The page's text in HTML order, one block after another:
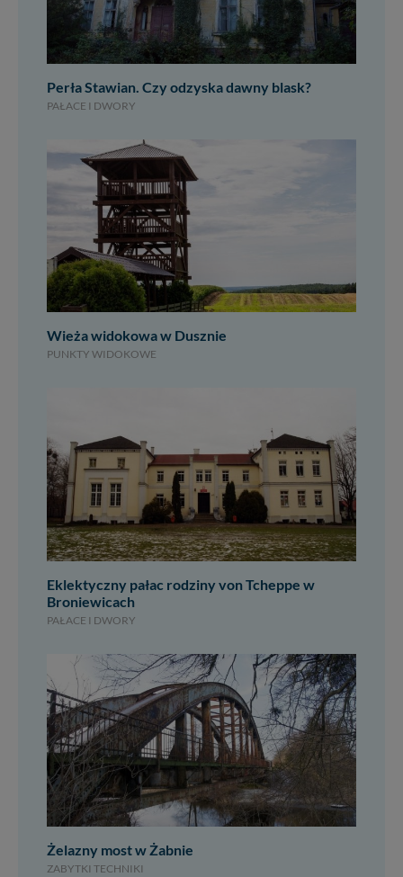
Perła Stawian. Czy odzyska dawny blask?
PAŁACE I DWORY
Wieża widokowa w Dusznie
PUNKTY WIDOKOWE
Eklektyczny pałac rodziny von Tcheppe w
Broniewicach
PAŁACE I DWORY
Żelazny most w Żabnie
ZABYTKI TECHNIKI